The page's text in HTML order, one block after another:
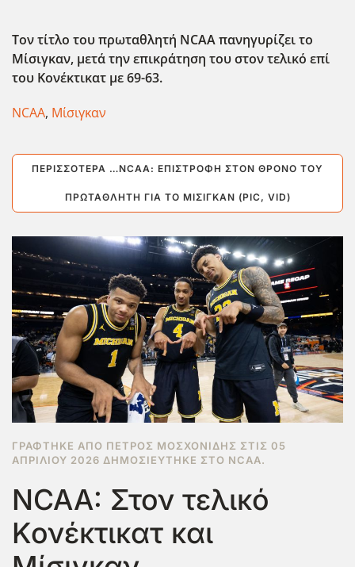
Τον τίτλο του πρωταθλητή NCAAπανηγυρίζει το
Μίσιγκαν, μετά την επικράτηση του στον τελικό επί
του Κονέκτικατ με 69-63.
NCAA, Μίσιγκαν
ΠΕΡΙΣΣΌΤΕΡΑ …NCAA: ΕΠΙΣΤΡΟΦΉ ΣΤΟΝ ΘΡΌΝΟ ΤΟΥ
ΠΡΩΤΑΘΛΗΤΉ ΓΙΑ ΤΟ ΜΊΣΙΓΚΑΝ (PIC, VID)
ΓΡΆΦΤΗΚΕ ΑΠΌ ΠΈΤΡΟΣ ΜΟΣΧΟΝΊΔΗΣ ΣΤΙΣ 05
ΑΠΡΙΛΊΟΥ 2026 ΔΗΜΟΣΙΕΎΤΗΚΕ ΣΤΟ NCAA.
NCAA: Στον τελικό
Κονέκτικατ και